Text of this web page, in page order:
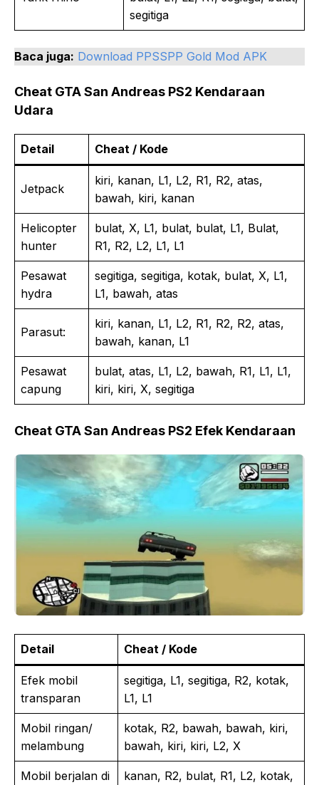
segitiga
Baca juga: Download PPSSPP Gold Mod APK
Cheat GTA San Andreas PS2 Kendaraan
Udara
Detail Cheat / Kode
Jetpack
kiri, kanan, L1, L2, R1, R2, atas,
bawah, kiri, kanan
Helicopter
hunter
bulat, X, L1, bulat, bulat, L1, Bulat,
R1, R2, L2, L1, L1
Pesawat
hydra
segitiga, segitiga, kotak, bulat, X, L1,
L1, bawah, atas
Parasut:
kiri, kanan, L1, L2, R1, R2, R2, atas,
bawah, kanan, L1
Pesawat
capung
bulat, atas, L1, L2, bawah, R1, L1, L1,
kiri, kiri, X, segitiga
Cheat GTA San Andreas PS2 Efek Kendaraan
Detail Cheat / Kode
Efek mobil
transparan
segitiga, L1, segitiga, R2, kotak,
L1, L1
Mobil ringan/
melambung
kotak, R2, bawah, bawah, kiri,
bawah, kiri, kiri, L2, X
Mobil berjalan di
kanan, R2, bulat, R1, L2, kotak,